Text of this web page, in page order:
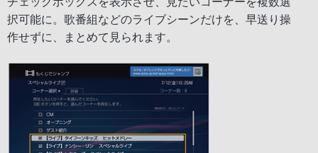
択可能に。歌番組などのライブシーンだけを、早送り操
作せずに、まとめて見られます。